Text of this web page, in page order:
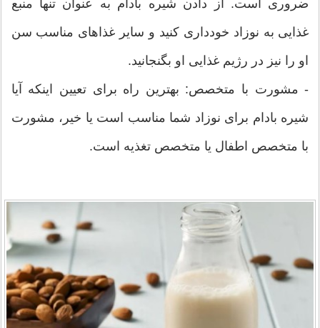
ضروری است. از دادن شیره بادام به عنوان تنها منبع
غذایی به نوزاد خودداری کنید و سایر غذاهای مناسب سن
او را نیز در رژیم غذایی او بگنجانید.
- مشورت با متخصص: بهترین راه برای تعیین اینکه آیا
شیره بادام برای نوزاد شما مناسب است یا خیر، مشورت
با متخصص اطفال یا متخصص تغذیه است.